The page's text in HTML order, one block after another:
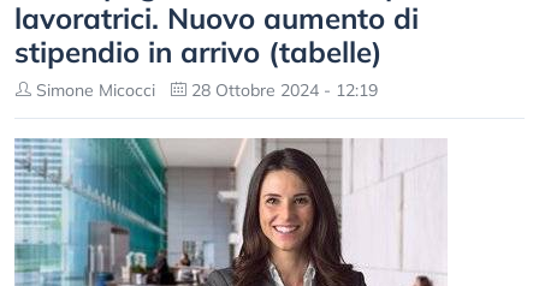
lavoratrici. Nuovo aumento di
stipendio in arrivo (tabelle)
Simone Micocci 28 Ottobre 2024 - 12:19